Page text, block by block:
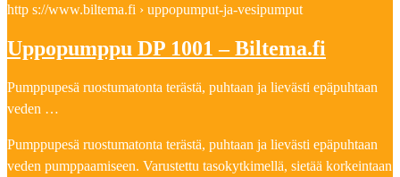
http s://www.biltema.fi › uppopumput-ja-vesipumput
Uppopumppu DP 1001 – Biltema.fi
Pumppupesä ruostumatonta terästä, puhtaan ja lievästi epäpuhtaan
veden …
Pumppupesä ruostumatonta terästä, puhtaan ja lievästi epäpuhtaan
veden pumppaamiseen. Varustettu tasokytkimellä, sietää korkeintaan